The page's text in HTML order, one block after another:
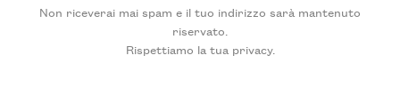
Non riceverai mai spam e il tuo indirizzo sarà mantenuto
riservato.
Rispettiamo la tua privacy.